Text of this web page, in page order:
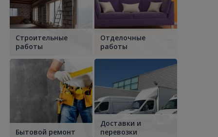
Строительные
работы
Отделочные
работы
Бытовой ремонт
Доставки и
перевозки